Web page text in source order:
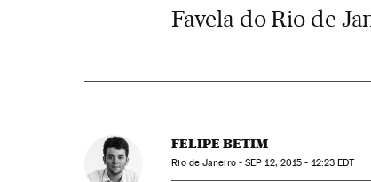
Favela do Rio de
FELIPE BETIM
Rio de Janeiro -SEP 12, 2015 - 12:23 EDT